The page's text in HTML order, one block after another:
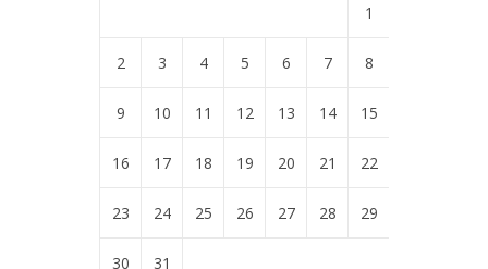
1
2 3 4 5 6 7 8
9 10 11 12 13 14 15
16 17 18 19 20 21 22
23 24 25 26 27 28 29
30 31